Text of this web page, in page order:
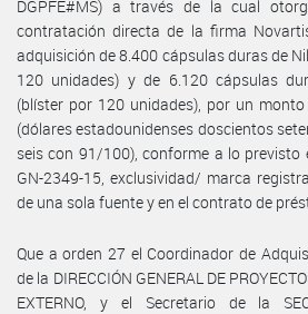
DGPFE#MS) a través de la cual
contratación directa de la firma
adquisición de 8.400 cápsulas duras de
120 unidades) y de 6.120 cápsulas
(blíster por 120 unidades), por un
(dólares estadounidenses doscientos
seis con 91/100), conforme a lo previsto
GN-2349-15, exclusividad/ marca
de una sola fuente y en el contrato de
Que a orden 27 el Coordinador de
de la DIRECCIÓN GENERAL DE
EXTERNO, y el Secretario de la